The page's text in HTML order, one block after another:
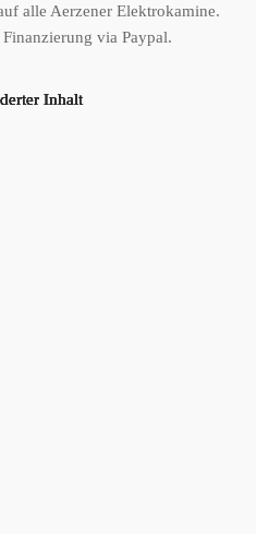
alle Aerzener Elektrokamine.
via Paypal.